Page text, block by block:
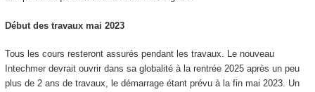
Début des travaux mai 2023
Tous les cours resteront assurés pendant les travaux. Le nouveau
Intechmer devrait ouvrir dans sa globalité à la rentrée 2025 après un peu
plus de 2 ans de travaux, le démarrage étant prévu à la fin mai 2023. Un